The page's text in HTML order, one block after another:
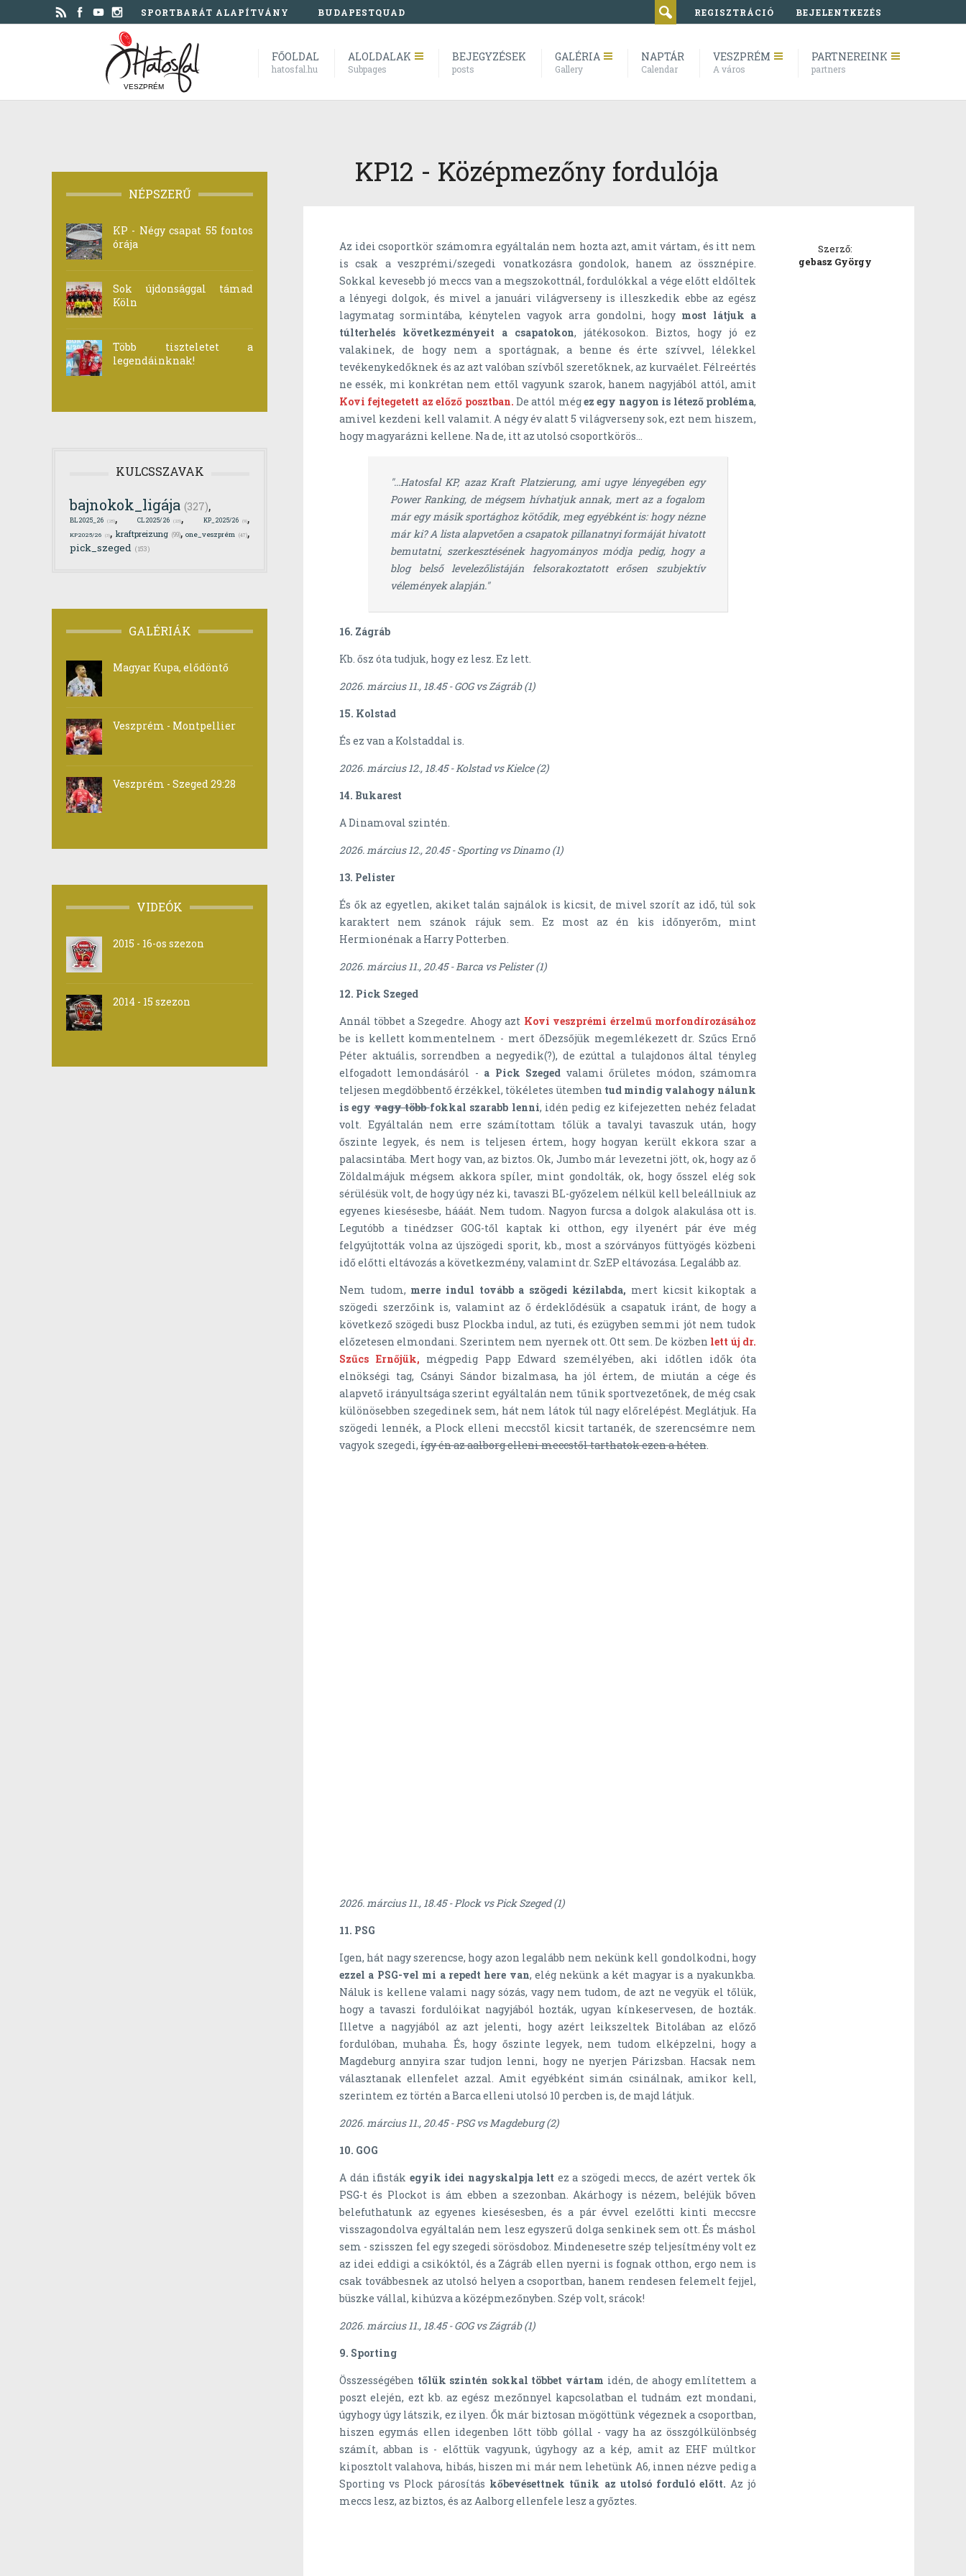
SPORTBARÁT ALAPÍTVÁNY BUDAPESTQUAD REGISZTRÁCIÓ BEJELENTKEZÉS
VESZPRÉM
FŐOLDAL
hatosfal.hu
ALOLDALAK
Subpages
BEJEGYZÉSEK
posts
GALÉRIA
Gallery
NAPTÁR
Calendar
VESZPRÉM
A város
PARTNEREINK
partners
KP12 - Középmezőny fordulója
Az idei csoportkör számomra egyáltalán nem hozta azt, amit vártam, és itt nem
is csak a veszprémi/szegedi vonatkozásra gondolok, hanem az össznépire.
Sokkal kevesebb jó meccs van a megszokottnál, fordulókkal a vége előtt eldőltek
a lényegi dolgok, és mivel a januári világverseny is illeszkedik ebbe az egész
lagymatag sormintába, kénytelen vagyok arra gondolni, hogy most látjuk a
túlterhelés következményeit a csapatokon, játékosokon. Biztos, hogy jó ez
valakinek, de hogy nem a sportágnak, a benne és érte szívvel, lélekkel
tevékenykedőknek és az azt valóban szívből szeretőknek, az kurvaélet. Félreértés
ne essék, mi konkrétan nem ettől vagyunk szarok, hanem nagyjából attól, amit
Kovi fejtegetett az előző posztban. De attól mégez egy nagyon is létező probléma,
amivel kezdeni kell valamit. A négy év alatt 5 világverseny sok, ezt nem hiszem,
hogy magyarázni kellene. Na de, itt az utolsó csoportkörös...
"...Hatosfal KP, azaz Kraft Platzierung, ami ugye lényegében egy
Power Ranking, de mégsem hívhatjuk annak, mert az a fogalom
már egy másik sportághoz kötődik, meg egyébként is: hogy nézne
már ki? A lista alapvetően a csapatok pillanatnyi formáját hivatott
bemutatni, szerkesztésének hagyományos módja pedig, hogy a
blog belső levelezőlistáján felsorakoztatott erősen szubjektív
vélemények alapján."
16. Zágráb
Kb. ősz óta tudjuk, hogy ez lesz. Ez lett.
2026. március 11., 18.45 - GOG vs Zágráb (1)
15. Kolstad
És ez van a Kolstaddal is.
2026. március 12., 18.45 - Kolstad vs Kielce (2)
14. Bukarest
A Dinamoval szintén.
2026. március 12., 20.45 - Sporting vs Dinamo (1)
13. Pelister
És ők az egyetlen, akiket talán sajnálok is kicsit, de mivel szorít az idő, túl sok
karaktert nem szánok rájuk sem. Ez most az én kis időnyerőm, mint
Hermionénak a Harry Potterben.
2026. március 11., 20.45 - Barca vs Pelister (1)
12. Pick Szeged
Annál többet a Szegedre. Ahogy azt Kovi veszprémi érzelmű morfondírozásához
be is kellett kommentelnem - mert őDezsőjük megemlékezett dr. Szűcs Ernő
Péter aktuális, sorrendben a negyedik(?), de ezúttal a tulajdonos által tényleg
elfogadott lemondásáról - a Pick Szeged valami őrületes módon, számomra
teljesen megdöbbentő érzékkel, tökéletes ütemben tud mindig valahogy nálunk
is egyvagy többfokkal szarabb lenni, idén pedig ez kifejezetten nehéz feladat
volt. Egyáltalán nem erre számítottam tőlük a tavalyi tavaszuk után, hogy
őszinte legyek, és nem is teljesen értem, hogy hogyan került ekkora szar a
palacsintába. Mert hogy van, az biztos. Ok, Jumbo már levezetni jött, ok, hogy az ő
Zöldalmájuk mégsem akkora spíler, mint gondolták, ok, hogy ősszel elég sok
sérülésük volt, de hogy úgy néz ki, tavaszi BL-győzelem nélkül kell beleállniuk az
egyenes kiesésesbe, hááát. Nem tudom. Nagyon furcsa a dolgok alakulása ott is.
Legutóbb a tinédzser GOG-től kaptak ki otthon, egy ilyenért pár éve még
felgyújtották volna az újszögedi sporit, kb., most a szórványos füttyögés közbeni
idő előtti eltávozás a következmény, valamint dr. SzEP eltávozása. Legalább az.
Nem tudom, merre indul tovább a szögedi kézilabda, mert kicsit kikoptak a
szögedi szerzőink is, valamint az ő érdeklődésük a csapatuk iránt, de hogy a
következő szögedi busz Plockba indul, az tuti, és ezügyben semmi jót nem tudok
előzetesen elmondani. Szerintem nem nyernek ott. Ott sem. De közben lett új dr.
Szűcs Ernőjük, mégpedig Papp Edward személyében, aki időtlen idők óta
elnökségi tag, Csányi Sándor bizalmasa, ha jól értem, de miután a cége és
alapvető irányultsága szerint egyáltalán nem tűnik sportvezetőnek, de még csak
különösebben szegedinek sem, hát nem látok túl nagy előrelépést. Meglátjuk. Ha
szögedi lennék, a Plock elleni meccstől kicsit tartanék, de szerencsémre nem
vagyok szegedi, így én az aalborg elleni meccstől tarthatok ezen a héten.
2026. március 11., 18.45 - Plock vs Pick Szeged (1)
11. PSG
Igen, hát nagy szerencse, hogy azon legalább nem nekünk kell gondolkodni, hogy
ezzel a PSG-vel mi a repedt here van, elég nekünk a két magyar is a nyakunkba.
Náluk is kellene valami nagy sózás, vagy nem tudom, de azt ne vegyük el tőlük,
hogy a tavaszi fordulóikat nagyjából hozták, ugyan kínkeservesen, de hozták.
Illetve a nagyjából az azt jelenti, hogy azért leikszeltek Bitolában az előző
fordulóban, muhaha. És, hogy őszinte legyek, nem tudom elképzelni, hogy a
Magdeburg annyira szar tudjon lenni, hogy ne nyerjen Párizsban. Hacsak nem
választanak ellenfelet azzal. Amit egyébként simán csinálnak, amikor kell,
szerintem ez történ a Barca elleni utolsó 10 percben is, de majd látjuk.
2026. március 11., 20.45 - PSG vs Magdeburg (2)
10. GOG
A dán ifisták egyik idei nagyskalpja lett ez a szögedi meccs, de azért vertek ők
PSG-t és Plockot is ám ebben a szezonban. Akárhogy is nézem, beléjük bőven
belefuthatunk az egyenes kiesésesben, és a pár évvel ezelőtti kinti meccsre
visszagondolva egyáltalán nem lesz egyszerű dolga senkinek sem ott. És máshol
sem - szisszen fel egy szegedi sörösdoboz. Mindenesetre szép teljesítmény volt ez
az idei eddigi a csikóktól, és a Zágráb ellen nyerni is fognak otthon, ergo nem is
csak továbbesnek az utolsó helyen a csoportban, hanem rendesen felemelt fejjel,
büszke vállal, kihúzva a középmezőnyben. Szép volt, srácok!
2026. március 11., 18.45 - GOG vs Zágráb (1)
9. Sporting
Összességében tőlük szintén sokkal többet vártam idén, de ahogy említettem a
poszt elején, ezt kb. az egész mezőnnyel kapcsolatban el tudnám ezt mondani,
úgyhogy úgy látszik, ez ilyen. Ők már biztosan mögöttünk végeznek a csoportban,
hiszen egymás ellen idegenben lőtt több góllal - vagy ha az összgólkülönbség
számít, abban is - előttük vagyunk, úgyhogy az a kép, amit az EHF múltkor
kiposztolt valahova, hibás, hiszen mi már nem lehetünk A6, innen nézve pedig a
Sporting vs Plock párosítás kőbevésettnek tűnik az utolsó forduló előtt. Az jó
meccs lesz, az biztos, és az Aalborg ellenfele lesz a győztes.
Szerző:
gebasz György
NÉPSZERŰ
KP - Négy csapat 55 fontos
órája
Sok újdonsággal támad
Köln
Több tiszteletet a
legendáinknak!
KULCSSZAVAK
bajnokok_ligája (327),
BL2025_26 (25), CL2025/26 (23), KP_2025/26 (9),
KP2025/26 (3), kraftpreizung (99), one_veszprém (47),
pick_szeged (153)
GALÉRIÁK
Magyar Kupa, elődöntő
Veszprém - Montpellier
Veszprém - Szeged 29:28
VIDEÓK
2015 - 16-os szezon
2014 - 15 szezon